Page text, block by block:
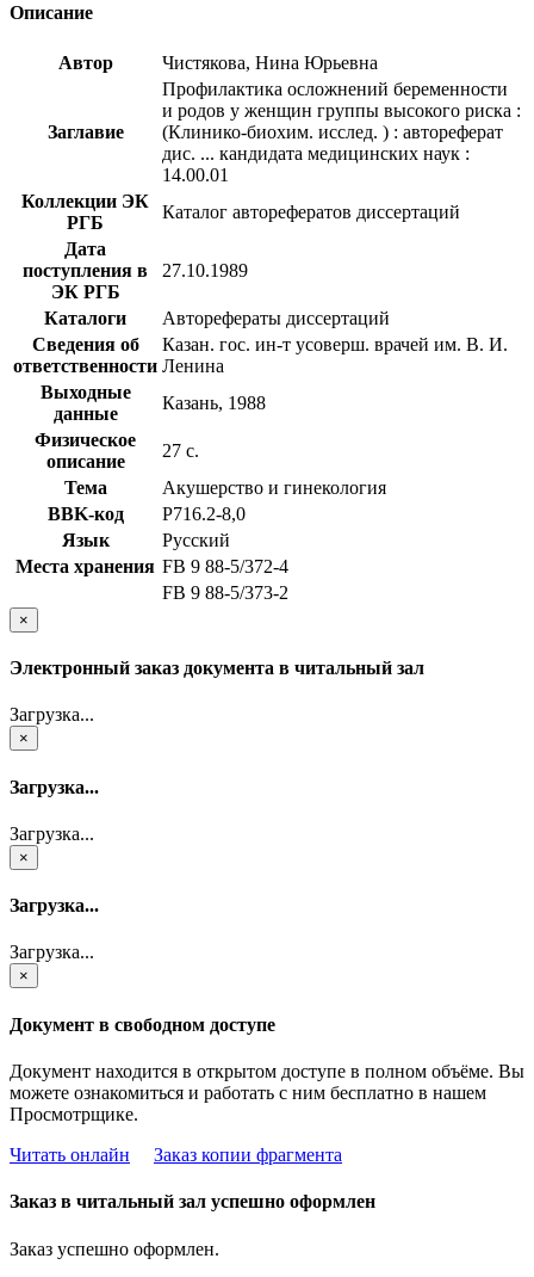
Описание
Автор Чистякова, Нина Юрьевна
Заглавие
Профилактика осложнений беременности
и родов у женщин группы высокого риска :
(Клинико-биохим. исслед. ) : автореферат
дис. ... кандидата медицинских наук :
14.00.01
Коллекции ЭК
РГБ
Каталог авторефератов диссертаций
Дата
поступления в
ЭК РГБ
27.10.1989
Каталоги
Авторефераты диссертаций
Сведения об
ответственности
Казан. гос. ин-т усоверш. врачей им. В. И.
Ленина
Выходные
данные
Казань, 1988
Физическое
описание
27 с.
Тема
Акушерство и гинекология
BBK-код
Р716.2-8,0
Язык
Русский
Места хранения FB 9 88-5/372-4
FB 9 88-5/373-2
×
Электронный заказ документа в читальный зал
Загрузка...
×
Загрузка...
Загрузка...
×
Загрузка...
Загрузка...
×
Документ в свободном доступе
Документ находится в открытом доступе в полном объёме. Вы
можете ознакомиться и работать с ним бесплатно в нашем
Просмотрщике.
Читать онлайн
Заказ копии фрагмента
Заказ в читальный зал успешно оформлен
Заказ успешно оформлен.